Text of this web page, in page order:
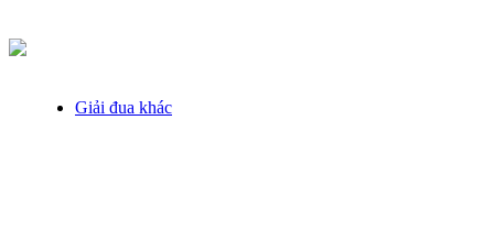
Giải đua khác